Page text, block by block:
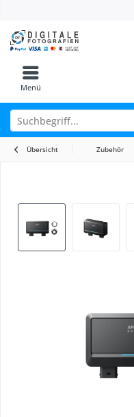
Menü
Übersicht Zubehör